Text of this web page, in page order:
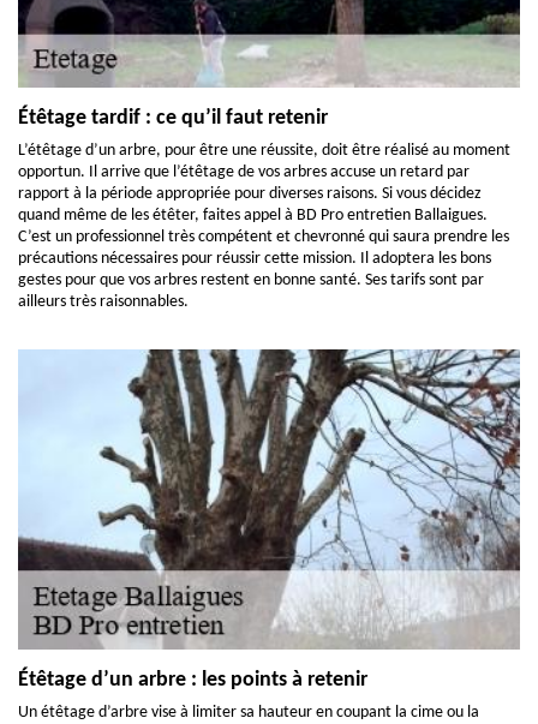
Étêtage tardif : ce qu’il faut retenir
L’étêtage d’un arbre, pour être une réussite, doit être réalisé au moment
opportun. Il arrive que l’étêtage de vos arbres accuse un retard par
rapport à la période appropriée pour diverses raisons. Si vous décidez
quand même de les étêter, faites appel à BD Pro entretien Ballaigues.
C’est un professionnel très compétent et chevronné qui saura prendre les
précautions nécessaires pour réussir cette mission. Il adoptera les bons
gestes pour que vos arbres restent en bonne santé. Ses tarifs sont par
ailleurs très raisonnables.
Étêtage d’un arbre : les points à retenir
Un étêtage d’arbre vise à limiter sa hauteur en coupant la cime ou la